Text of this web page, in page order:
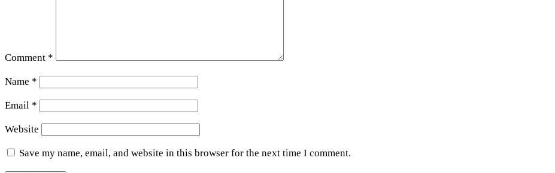
Comment *
Name *
Email *
Website
Save my name, email, and website in this browser for the next time I comment.